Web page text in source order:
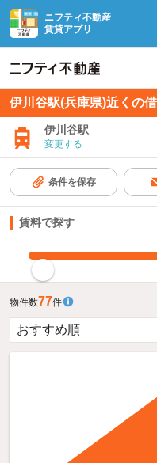
ニフティ不動産
賃貸アプリ
伊川谷駅(兵庫県)近くの
伊川谷駅
変更する
条件を保存
賃料で探す
物件数77件